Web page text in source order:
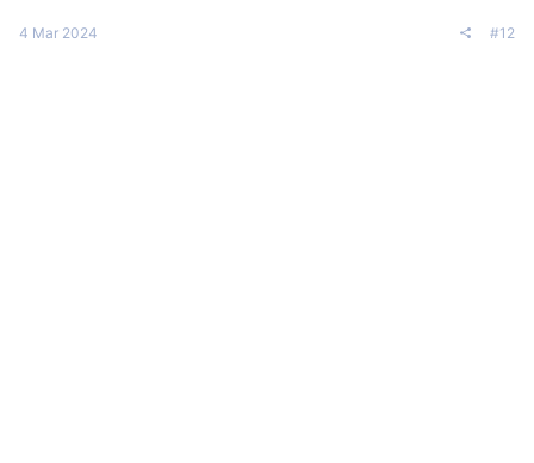
4 Mar 2024 #12